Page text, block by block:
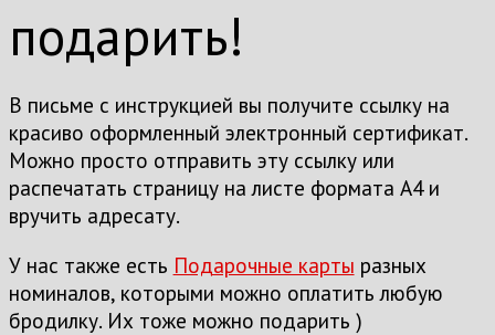
подарить!
В письме с инструкцией вы получите ссылку на
красиво оформленный электронный сертификат.
Можно просто отправить эту ссылку или
распечатать страницу на листе формата А4 и
вручить адресату.
У нас также есть Подарочные карты разных
номиналов, которыми можно оплатить любую
бродилку. Их тоже можно подарить )